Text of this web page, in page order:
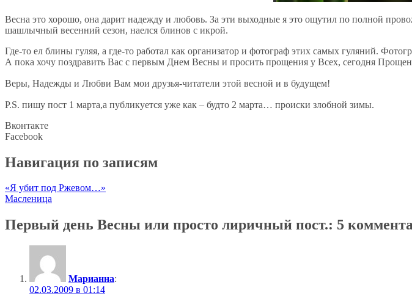
Весна это хорошо, она дарит надежду и любовь. За эти выходные я это ощутил по полной
шашлычный весенний сезон, наелся блинов с икрой.
Где-то ел блины гуляя, а где-то работал как организатор и фотограф этих самых гуляний.
А пока хочу поздравить Вас с первым Днем Весны и просить прощения у Всех, сегодня
Веры, Надежды и Любви Вам мои друзья-читатели этой весной и в будущем!
P.S. пишу пост 1 марта,а публикуется уже как – будто 2 марта… происки злобной зимы.
Вконтакте
Facebook
Навигация по записям
«Я убит под Ржевом…»
Масленица
Первый день Весны или просто лиричный пост.: 5
Марианна:
02.03.2009 в 01:14